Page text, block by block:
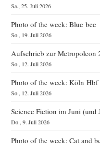
Sa., 25. Juli 2026
Photo of the week: Blue bee
So., 19. Juli 2026
Aufschrieb zur Metropolcon
So., 12. Juli 2026
Photo of the week: Köln Hbf
So., 12. Juli 2026
Science Fiction im Juni (und
Do., 9. Juli 2026
Photo of the week: Cat and